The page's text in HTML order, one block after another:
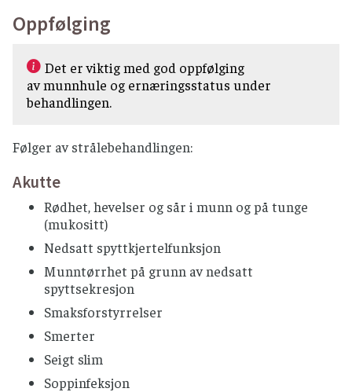
Oppfølging
Det er viktig med god oppfølging
av munnhule og ernæringsstatus under
behandlingen.
Følger av strålebehandlingen:
Akutte
Rødhet, hevelser og sår i munn og på tunge
(mukositt)
Nedsatt spyttkjertelfunksjon
Munntørrhet på grunn av nedsatt
spyttsekresjon
Smaksforstyrrelser
Smerter
Seigt slim
Soppinfeksjon